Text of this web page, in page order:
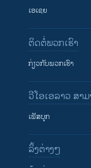
ຕິດຕາມພວກເຮົາ ທີ່
ເອເຊຍ
ຕິດຕໍ່ພວກເຮົາ
ກ່ຽວກັບພວກເຮົາ
ວີໂອເອລາວ ສາ
ເຟັສບຸກ
​ລິ້ງ​ຕ່າງໆ